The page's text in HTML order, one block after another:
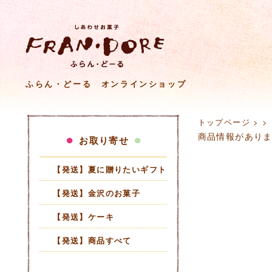
ふらん・どーる オンラインショップ
お取り寄せ
【発送】夏に贈りたいギフト
【発送】金沢のお菓子
【発送】ケーキ
【発送】商品すべて
トップページ > >
商品情報があり